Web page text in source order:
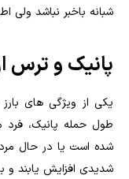
شبانه باخبر نباشد ولی
پانیک و ترس
یکی از ویژگی های
طول حمله پانیک،
شده است یا در حال
شدیدی افزایش یابند